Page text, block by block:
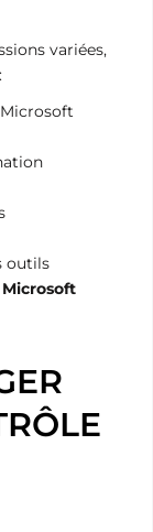
variées,
outils
Microsoft